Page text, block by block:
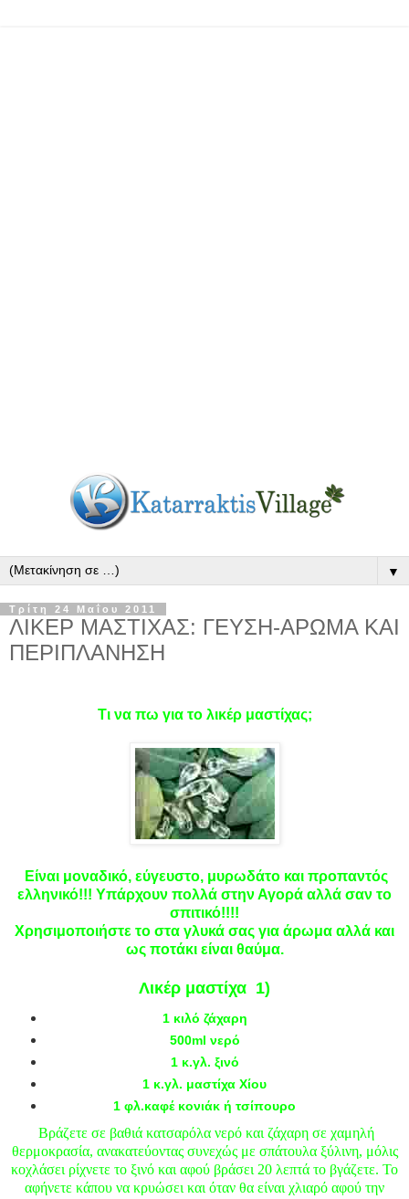
▼
Τρίτη 24 Μαΐου 2011
ΛΙΚΕΡ ΜΑΣΤΙΧΑΣ: ΓΕΥΣΗ-ΑΡΩΜΑ ΚΑΙ
ΠΕΡΙΠΛΑΝΗΣΗ
Τι να πω για το λικέρ μαστίχας;
Είναι μοναδικό, εύγευστο, μυρωδάτο και προπαντός
ελληνικό!!! Υπάρχουν πολλά στην Αγορά αλλά σαν το
σπιτικό!!!!
Χρησιμοποιήστε το στα γλυκά σας για άρωμα αλλά και
ως ποτάκι είναι θαύμα.
Λικέρ μαστίχα 1)
1 κιλό ζάχαρη
500ml νερό
1 κ.γλ. ξινό
1 κ.γλ. μαστίχα Χίου
1 φλ.καφέ κονιάκ ή τσίπουρο
Βράζετε σε βαθιά κατσαρόλα νερό και ζάχαρη σε χαμηλή
θερμοκρασία, ανακατεύοντας συνεχώς με σπάτουλα ξύλινη, μόλις
κοχλάσει ρίχνετε το ξινό και αφού βράσει 20 λεπτά το βγάζετε. Το
αφήνετε κάπου να κρυώσει και όταν θα είναι χλιαρό αφού την